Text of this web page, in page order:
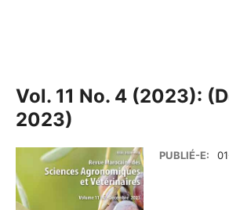
Vol. 11 No. 4 (2023):
2023)
PUBLIÉ-E: